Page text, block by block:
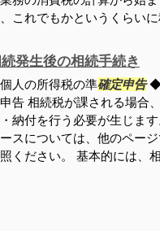
これでもかというくらい
発生後の相続手続き
個人の所得税の準確定申告◆
告 相続税が課される場合
納付を行う必要が生じま
スについては、他のペー
ください。 基本的には、